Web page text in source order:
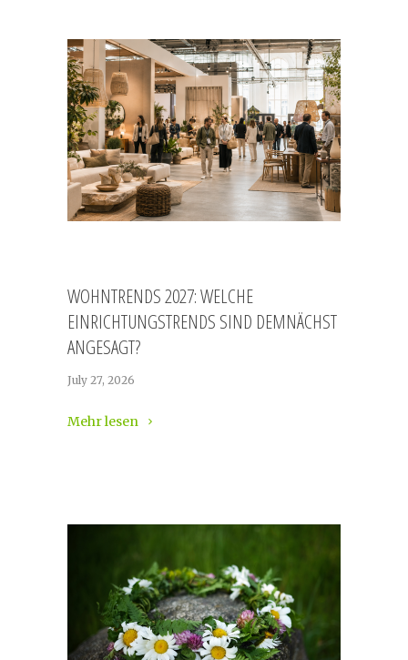
WOHNTRENDS 2027: WELCHE
EINRICHTUNGSTRENDS SIND DEMNÄCHST
ANGESAGT?
July 27, 2026
Mehr lesen